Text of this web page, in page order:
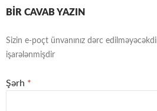
BIR CAVAB YAZIN
Sizin e-poçt ünvanınız dərc
işarələnmişdir
Şərh *